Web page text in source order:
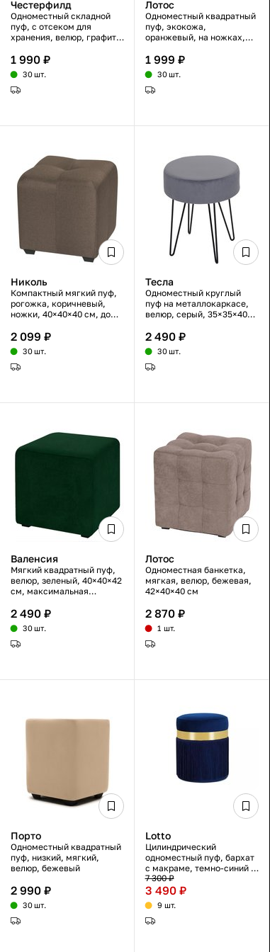
Честерфилд
Одноместный складной
пуф, с отсеком для
хранения, велюр, графит,
1 990 ₽
30 шт.
Лотос
Одноместный квадратный
пуф, экокожа,
оранжевый, на ножках,
1 999 ₽
30 шт.
Николь
Компактный мягкий пуф,
рогожка, коричневый,
ножки, 40×40×40 см, до
2 099 ₽
30 шт.
Тесла
Одноместный круглый
пуф на металлокаркасе,
велюр, серый, 35×35×40
2 490 ₽
30 шт.
Валенсия
Мягкий квадратный пуф,
велюр, зеленый, 40×40×42
см, максимальная
2 490 ₽
30 шт.
Лотос
Одноместная банкетка,
мягкая, велюр, бежевая,
42×40×40 см
2 870 ₽
1 шт.
Порто
Одноместный квадратный
пуф, низкий, мягкий,
велюр, бежевый
2 990 ₽
30 шт.
Lotto
Цилиндрический
одноместный пуф, бархат
с макраме, темно-синий с
золотистым кантом,
42×42×50 см
7 300 ₽
3 490 ₽
9 шт.